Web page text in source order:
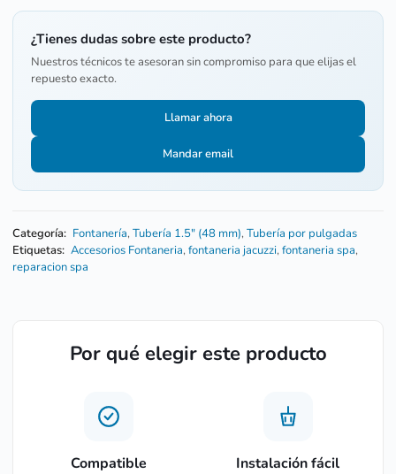
¿Tienes dudas sobre este producto?
Nuestros técnicos te asesoran sin compromiso para que elijas el
repuesto exacto.
Llamar ahora
Mandar email
Categoría: Fontanería,Tubería 1.5" (48 mm),Tubería por pulgadas
Etiquetas: Accesorios Fontaneria,fontaneria jacuzzi,fontaneria spa,
reparacion spa
Por qué elegir este producto
Compatible Instalación fácil